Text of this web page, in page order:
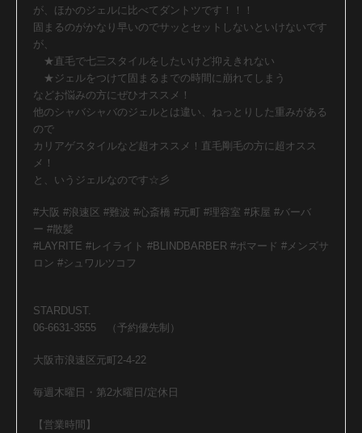
が、ほかのジェルに比べてダントツです！！！
固まるのがかなり早いのでサッとセットしないといけないです
が、
★直毛で七三スタイルをしたいけど抑えきれない
★ジェルをつけて固まるまでの時間に崩れてしまう
などお悩みの方にぜひオススメ！
他のシャバシャバのジェルとは違い、ねっとりした重みがある
ので
カリアゲスタイルなど超オススメ！直毛剛毛の方に超オスス
メ！
と、いうジェルなのです☆彡
#大阪 #浪速区 #難波 #心斎橋 #元町 #理容室 #床屋 #バーバ
ー #散髪
#LAYRITE #レイライト #BLINDBARBER #ポマード #メンズサ
ロン #シュワルツコフ
STARDUST.
06-6631-3555 （予約優先制）
大阪市浪速区元町2-4-22
毎週木曜日・第2水曜日/定休日
【営業時間】